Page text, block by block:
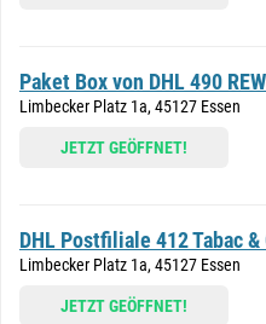
Paket Box von DHL 490
Limbecker Platz 1a, 45127 Essen
JETZT GEÖFFNET!
DHL Postfiliale 412 Tabac &
Limbecker Platz 1a, 45127 Essen
JETZT GEÖFFNET!